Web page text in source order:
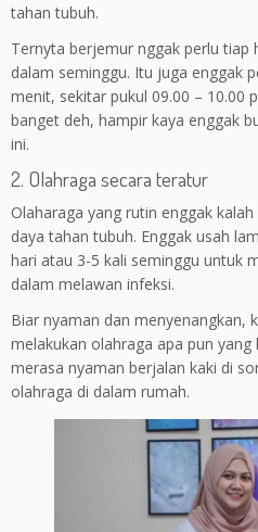
tahan tubuh.
Ternyta berjemur nggak perlu tiap
dalam seminggu. Itu juga enggak
menit, sekitar pukul 09.00 – 10.00
banget deh, hampir kaya enggak
ini.
2. Olahraga secara teratur
Olaharaga yang rutin enggak
daya tahan tubuh. Enggak usah
hari atau 3-5 kali seminggu untuk
dalam melawan infeksi.
Biar nyaman dan menyenangkan,
melakukan olahraga apa pun yang
merasa nyaman berjalan kaki di
olahraga di dalam rumah.